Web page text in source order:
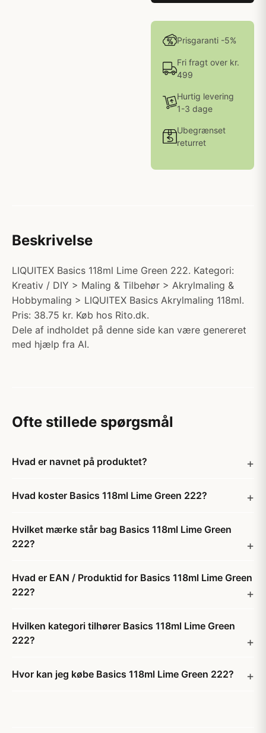
Prisgaranti -5%
Fri fragt over kr.
499
Hurtig levering
1-3 dage
Ubegrænset
returret
Beskrivelse
LIQUITEX Basics 118ml Lime Green 222. Kategori:
Kreativ / DIY > Maling & Tilbehør > Akrylmaling &
Hobbymaling > LIQUITEX Basics Akrylmaling 118ml.
Pris: 38.75 kr. Køb hos Rito.dk.
Dele af indholdet på denne side kan være genereret
med hjælp fra AI.
Ofte stillede spørgsmål
Hvad er navnet på produktet?
Hvad koster Basics 118ml Lime Green 222?
Hvilket mærke står bag Basics 118ml Lime Green
222?
Hvad er EAN / Produktid for Basics 118ml Lime Green
222?
Hvilken kategori tilhører Basics 118ml Lime Green
222?
Hvor kan jeg købe Basics 118ml Lime Green 222?